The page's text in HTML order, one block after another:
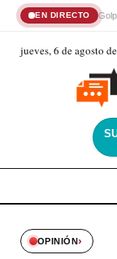
EN DIRECTO
jueves, 6 de agosto
OPINIÓN›